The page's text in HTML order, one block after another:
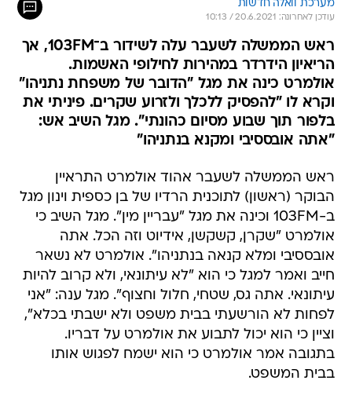
מערכת וואלה חדשות
עודכן לאחרונה: 20.6.2021 / 10:13
ראש הממשלה לשעבר עלה לשידור ב־103FM, אך
הריאיון הידרדר במהירות לחילופי האשמות.
אולמרט כינה את מגל "הדובר של משפחת נתניהו"
וקרא לו "להפסיק ללכלך ולזרוע שקרים. פיניתי את
בלפור תוך שבוע מסיום כהונתי". מגל השיב אש:
"אתה אובססיבי ומקנא בנתניהו"
ראש הממשלה לשעבר אהוד אולמרט התראיין
הבוקר (ראשון) לתוכנית הרדיו של בן כספית וינון מגל
ב-103FM וכינה את מגל "עבריין מין". מגל השיב כי
אולמרט "שקרן, קשקשן, אידיוט וזה הכל. אתה
אובססיבי ומלא קנאה בנתניהו". אולמרט לא נשאר
חייב ואמר למגל כי הוא "לא עיתונאי, ולא קרוב להיות
עיתונאי. אתה גס, שטחי, חלול וחצוף". מגל ענה: "אני
לפחות לא הורשעתי בבית משפט ולא ישבתי בכלא",
וציין כי הוא יכול לתבוע את אולמרט על דבריו.
בתגובה אמר אולמרט כי הוא ישמח לפגוש אותו
בבית המשפט.